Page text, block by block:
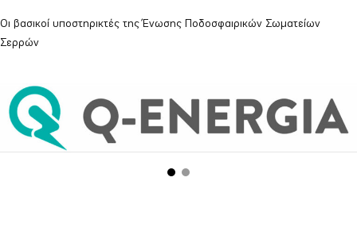
Οι βασικοί υποστηρικτές της Ένωσης Ποδοσφαιρικών Σωματείων
Σερρών